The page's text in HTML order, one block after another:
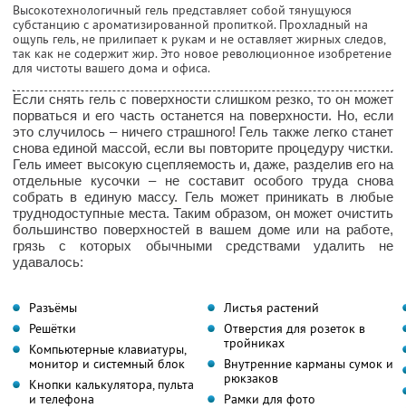
Высокотехнологичный гель представляет собой тянущуюся
субстанцию с ароматизированной пропиткой. Прохладный на
ощупь гель, не прилипает к рукам и не оставляет жирных следов,
так как не содержит жир. Это новое революционное изобретение
для чистоты вашего дома и офиса.
Если снять гель с поверхности слишком резко, то он может
порваться и его часть останется на поверхности. Но, если
это случилось – ничего страшного! Гель также легко станет
снова единой массой, если вы повторите процедуру чистки.
Гель имеет высокую сцепляемость и, даже, разделив его на
отдельные кусочки – не составит особого труда снова
собрать в единую массу. Гель может приникать в любые
труднодоступные места. Таким образом, он может очистить
большинство поверхностей в вашем доме или на работе,
грязь с которых обычными средствами удалить не
удавалось:
Разъёмы
Решётки
Компьютерные клавиатуры,
монитор и системный блок
Кнопки калькулятора, пульта
и телефона
Листья растений
Отверстия для розеток в
тройниках
Внутренние карманы сумок и
рюкзаков
Рамки для фото